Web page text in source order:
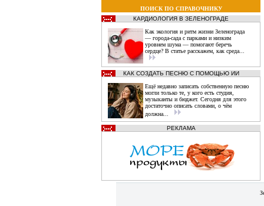
ПОИСК ПО СПРАВОЧНИКУ
КАРДИОЛОГИЯ В ЗЕЛЕНОГРАДЕ
Как экология и ритм жизни Зеленограда
— города‑сада с парками и низким
уровнем шума — помогают беречь
сердце? В статье расскажем, как среда...
КАК СОЗДАТЬ ПЕСНЮ С ПОМОЩЬЮ ИИ
Ещё недавно записать собственную песню
могли только те, у кого есть студия,
музыканты и бюджет. Сегодня для этого
достаточно описать словами, о чём
должна...
РЕКЛАМА